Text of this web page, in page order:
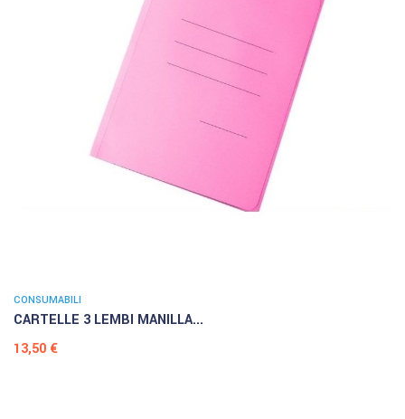
CONSUMABILI
CARTELLE 3 LEMBI MANILLA...
Prezzo
13,50 €